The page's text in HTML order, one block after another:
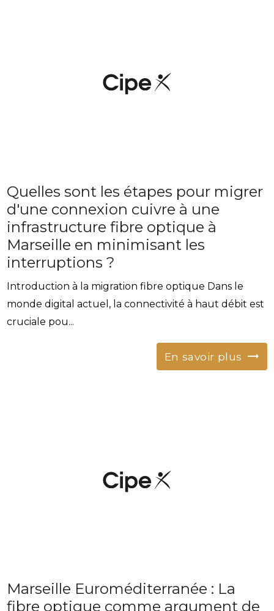
Quelles sont les étapes pour migrer
d'une connexion cuivre à une
infrastructure fibre optique à
Marseille en minimisant les
interruptions ?
Introduction à la migration fibre optique Dans le
monde digital actuel, la connectivité à haut débit est
cruciale pou...
En savoir plus
Marseille Euroméditerranée : La
fibre optique comme argument de